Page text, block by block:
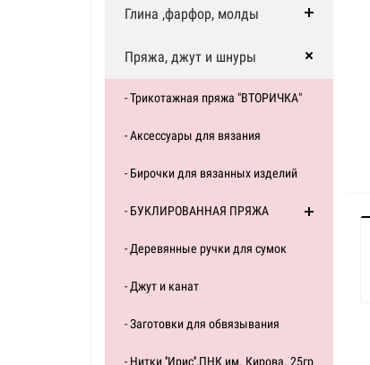
Глина ,фарфор, молды
Пряжа, джут и шнуры
- Трикотажная пряжа "ВТОРИЧКА"
- Аксессуары для вязания
- Бирочки для вязанных изделий
- БУКЛИРОВАННАЯ ПРЯЖА
- Деревянные ручки для сумок
- Джут и канат
- Заготовки для обвязывания
- Нитки ''Ирис'',ПНК им. Кирова. 25гр